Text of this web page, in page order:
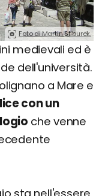
Foto di Martin Stiburek.
medievali ed è
dell'università.
a Mare e
con un
che venne